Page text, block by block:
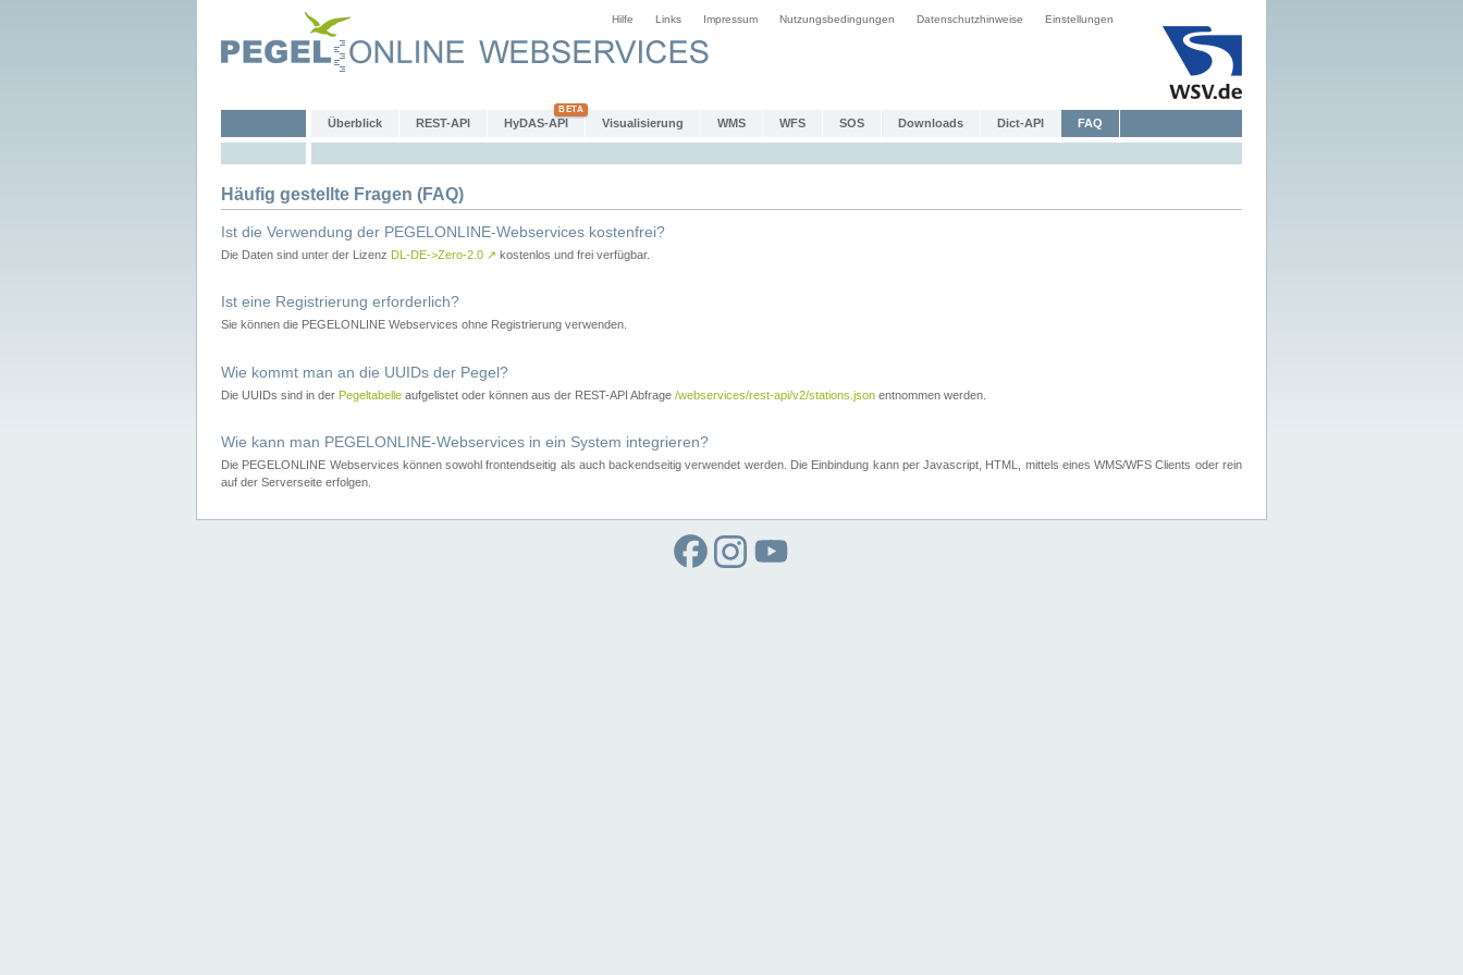
Hilfe Links Impressum Nutzungsbedingungen Datenschutzhinweise Einstellungen
Überblick REST-API HyDAS-API Visualisierung WMS WFS SOS Downloads Dict-API FAQ
Häufig gestellte Fragen (FAQ)
Ist die Verwendung der PEGELONLINE-Webservices kostenfrei?
Die Daten sind unter der Lizenz DL-DE->Zero-2.0 ↗ kostenlos und frei verfügbar.
Ist eine Registrierung erforderlich?
Sie können die PEGELONLINE Webservices ohne Registrierung verwenden.
Wie kommt man an die UUIDs der Pegel?
Die UUIDs sind in der Pegeltabelle aufgelistet oder können aus der REST-API Abfrage /webservices/rest-api/v2/stations.json entnommen werden.
Wie kann man PEGELONLINE-Webservices in ein System integrieren?
Die PEGELONLINE Webservices können sowohl frontendseitig als auch backendseitig verwendet werden. Die Einbindung kann per Javascript, HTML, mittels eines WMS/WFS Clients oder rein
auf der Serverseite erfolgen.